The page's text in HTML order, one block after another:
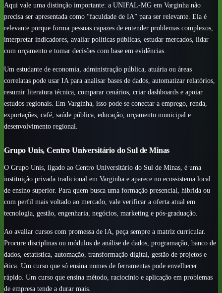
Aqui vale uma distinção importante: a UNIFAL-MG em Varginha não
precisa ser apresentada como “faculdade de IA” para ser relevante. Ela é
relevante porque forma pessoas capazes de entender problemas complexos,
interpretar indicadores, avaliar políticas públicas, estudar mercados, lidar
com orçamento e tomar decisões com base em evidências.
Um estudante de economia, administração pública, atuária ou áreas
correlatas pode usar IA para analisar bases de dados, automatizar relatórios,
resumir literatura técnica, comparar cenários, criar dashboards e apoiar
estudos regionais. Em Varginha, isso pode se conectar a emprego, renda,
exportações, café, saúde pública, educação, orçamento municipal e
desenvolvimento regional.
Grupo Unis, Centro Universitário do Sul de Minas
O Grupo Unis, ligado ao Centro Universitário do Sul de Minas, é uma
instituição privada tradicional em Varginha e aparece no ecossistema local
de ensino superior. Para quem busca uma formação presencial, híbrida ou
com perfil mais voltado ao mercado, vale verificar a oferta atual em
tecnologia, gestão, engenharia, negócios, marketing e pós-graduação.
Ao avaliar cursos com promessa de IA, peça sempre a matriz curricular.
Procure disciplinas ou módulos de análise de dados, programação, banco de
dados, estatística, automação, transformação digital, gestão de projetos e
ética. Um curso que só ensina nomes de ferramentas pode envelhecer
rápido. Um curso que ensina método, raciocínio e aplicação em problemas
de empresa tende a durar mais.